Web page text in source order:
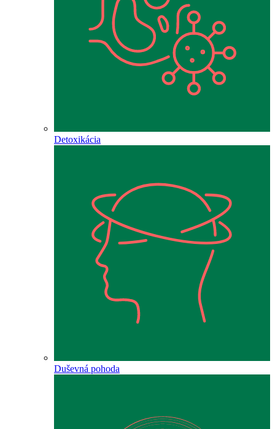
Detoxikácia
Duševná pohoda